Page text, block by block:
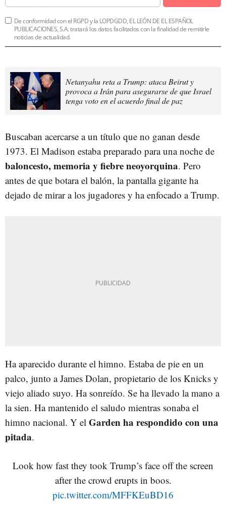
De conformidad con el RGPD y la LOPDGDD, EL LEÓN DE EL ESPAÑOL
PUBLICACIONES, S.A. tratará los datos facilitados con la finalidad de remitirle
noticias de actualidad.
Netanyahu reta a Trump: ataca Beirut y
provoca a Irán para asegurarse de que Israel
tenga voto en el acuerdo final de paz
Buscaban acercarse a un título que no ganan desde
1973. El Madison estaba preparado para una noche de
baloncesto, memoria y fiebre neoyorquina. Pero
antes de que botara el balón, la pantalla gigante ha
dejado de mirar a los jugadores y ha enfocado a Trump.
Ha aparecido durante el himno. Estaba de pie en un
palco, junto a James Dolan, propietario de los Knicks y
viejo aliado suyo. Ha sonreído. Se ha llevado la mano a
la sien. Ha mantenido el saludo mientras sonaba el
himno nacional. Y el Garden ha respondido con una
pitada.
Look how fast they took Trump’s face off the screen
after the crowd erupts in boos.
pic.twitter.com/MFFKEuBD16